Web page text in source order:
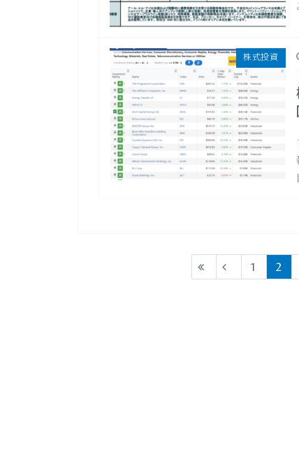
株式投資
1 2